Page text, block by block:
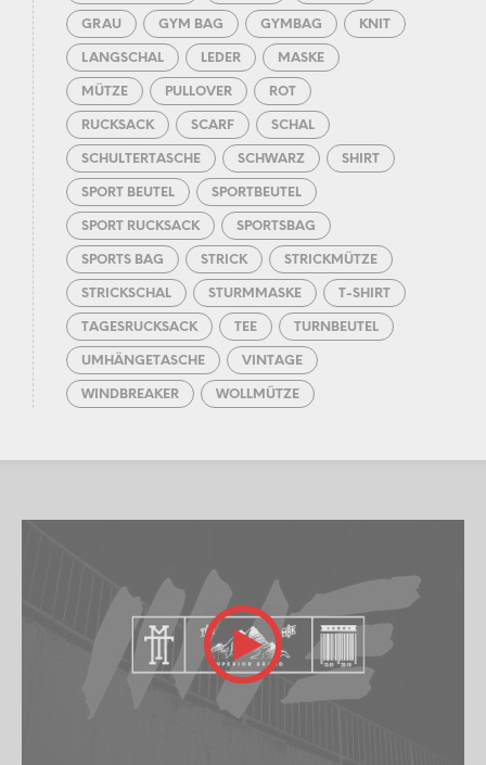
GRAU GYM BAG GYMBAG KNIT
LANGSCHAL LEDER MASKE
MÜTZE PULLOVER ROT
RUCKSACK SCARF SCHAL
SCHULTERTASCHE SCHWARZ SHIRT
SPORT BEUTEL SPORTBEUTEL
SPORT RUCKSACK SPORTSBAG
SPORTS BAG STRICK STRICKMÜTZE
STRICKSCHAL STURMMASKE T-SHIRT
TAGESRUCKSACK TEE TURNBEUTEL
UMHÄNGETASCHE VINTAGE
WINDBREAKER WOLLMÜTZE